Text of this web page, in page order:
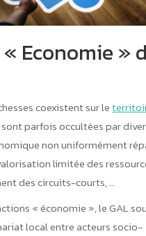
Economie »
coexistent sur le
sont parfois occultées par
non uniformément
limitée des
des circuits-courts, …
« économie », le GAL
local entre acteurs socio-